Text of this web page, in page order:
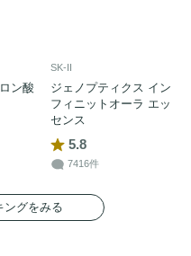
ン酸
SK-II
ジェノプティクス イン
フィニットオーラ エッ
センス
5.8
7416件
ングをみる